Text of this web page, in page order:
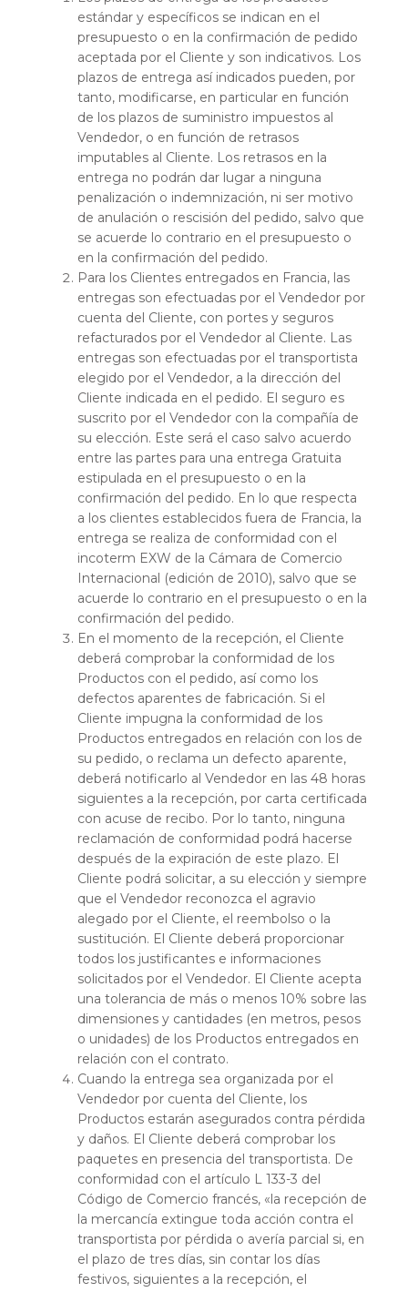
estándar y específicos se indican en el
presupuesto o en la confirmación de pedido
aceptada por el Cliente y son indicativos. Los
plazos de entrega así indicados pueden, por
tanto, modificarse, en particular en función
de los plazos de suministro impuestos al
Vendedor, o en función de retrasos
imputables al Cliente. Los retrasos en la
entrega no podrán dar lugar a ninguna
penalización o indemnización, ni ser motivo
de anulación o rescisión del pedido, salvo que
se acuerde lo contrario en el presupuesto o
en la confirmación del pedido.
Para los Clientes entregados en Francia, las
entregas son efectuadas por el Vendedor por
cuenta del Cliente, con portes y seguros
refacturados por el Vendedor al Cliente. Las
entregas son efectuadas por el transportista
elegido por el Vendedor, a la dirección del
Cliente indicada en el pedido. El seguro es
suscrito por el Vendedor con la compañía de
su elección. Este será el caso salvo acuerdo
entre las partes para una entrega Gratuita
estipulada en el presupuesto o en la
confirmación del pedido. En lo que respecta
a los clientes establecidos fuera de Francia, la
entrega se realiza de conformidad con el
incoterm EXW de la Cámara de Comercio
Internacional (edición de 2010), salvo que se
acuerde lo contrario en el presupuesto o en la
confirmación del pedido.
En el momento de la recepción, el Cliente
deberá comprobar la conformidad de los
Productos con el pedido, así como los
defectos aparentes de fabricación. Si el
Cliente impugna la conformidad de los
Productos entregados en relación con los de
su pedido, o reclama un defecto aparente,
deberá notificarlo al Vendedor en las 48 horas
siguientes a la recepción, por carta certificada
con acuse de recibo. Por lo tanto, ninguna
reclamación de conformidad podrá hacerse
después de la expiración de este plazo. El
Cliente podrá solicitar, a su elección y siempre
que el Vendedor reconozca el agravio
alegado por el Cliente, el reembolso o la
sustitución. El Cliente deberá proporcionar
todos los justificantes e informaciones
solicitados por el Vendedor. El Cliente acepta
una tolerancia de más o menos 10% sobre las
dimensiones y cantidades (en metros, pesos
o unidades) de los Productos entregados en
relación con el contrato.
Cuando la entrega sea organizada por el
Vendedor por cuenta del Cliente, los
Productos estarán asegurados contra pérdida
y daños. El Cliente deberá comprobar los
paquetes en presencia del transportista. De
conformidad con el artículo L 133-3 del
Código de Comercio francés, «la recepción de
la mercancía extingue toda acción contra el
transportista por pérdida o avería parcial si, en
el plazo de tres días, sin contar los días
festivos, siguientes a la recepción, el